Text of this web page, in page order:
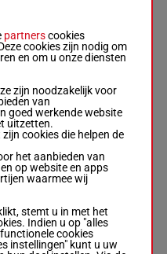
partnerscookies
cookies zijn nodig om
en om u onze diensten
zijn noodzakelijk voor
van
goed werkende website
uitzetten.
cookies die helpen de
het aanbieden van
op website en apps
waarmee wij
stemt u in met het
Indien u op "alles
cookies
instellingen" kunt u uw